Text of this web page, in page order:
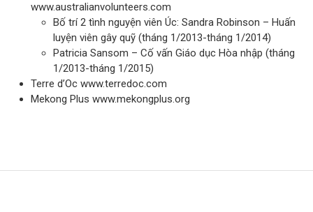
www.australianvolunteers.com
Bố trí 2 tình nguyện viên Úc: Sandra Robinson – Huấn
luyện viên gây quỹ (tháng 1/2013-tháng 1/2014)
Patricia Sansom – Cố vấn Giáo dục Hòa nhập (tháng
1/2013-tháng 1/2015)
Terre d’Oc www.terredoc.com
Mekong Plus www.mekongplus.org